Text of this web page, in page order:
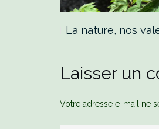
La nature, nos
Laisser un
Votre adresse e-mail ne